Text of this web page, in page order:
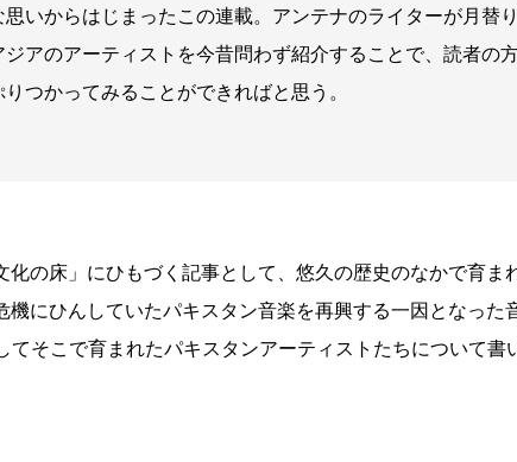
思いからはじまったこの連載。アンテナのライターが月替
ジアのアーティストを今昔問わず紹介することで、読者の
つかってみることができればと思う。
化の床」にひもづく記事として、悠久の歴史のなかで育ま
機にひんしていたパキスタン音楽を再興する一因となった
そこで育まれたパキスタンアーティストたちについて書